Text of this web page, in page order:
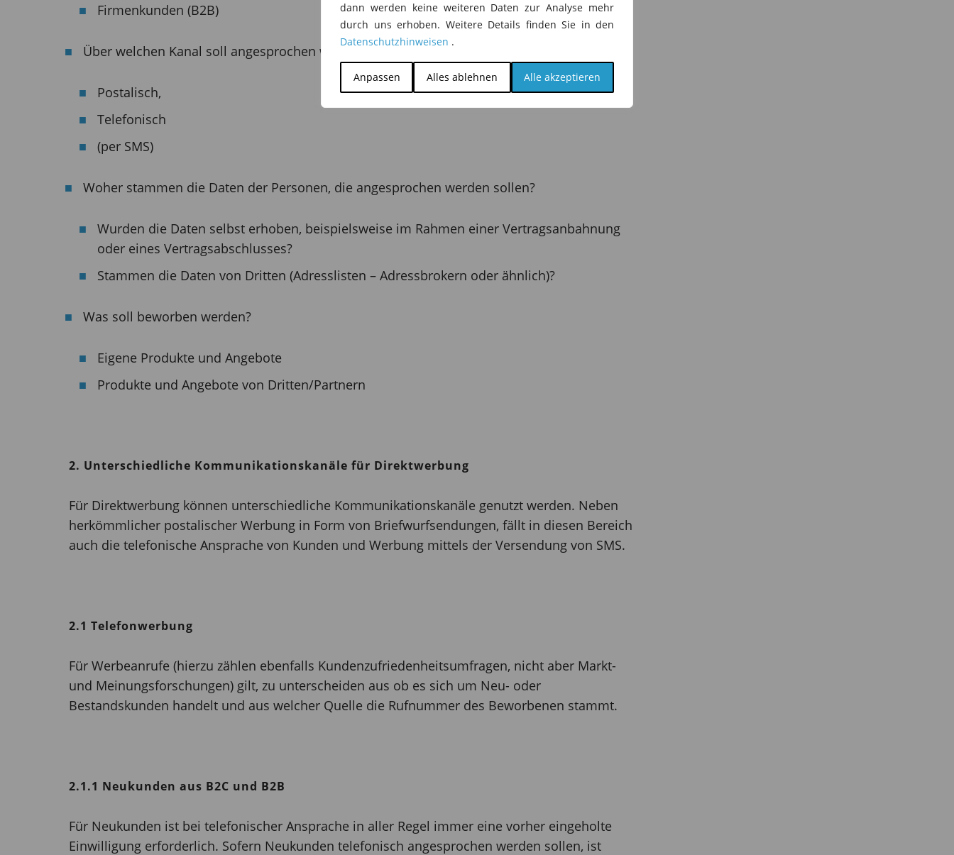
dann werden keine weiteren Daten zur Analyse mehr
durch uns erhoben. Weitere Details finden Sie in den
Datenschutzhinweisen .
Anpassen Alles ablehnen Alle akzeptieren
Firmenkunden (B2B)
Über welchen Kanal soll angesprochen werden?
Postalisch,
Telefonisch
(per SMS)
Woher stammen die Daten der Personen, die angesprochen werden sollen?
Wurden die Daten selbst erhoben, beispielsweise im Rahmen einer Vertragsanbahnung
oder eines Vertragsabschlusses?
Stammen die Daten von Dritten (Adresslisten – Adressbrokern oder ähnlich)?
Was soll beworben werden?
Eigene Produkte und Angebote
Produkte und Angebote von Dritten/Partnern
2. Unterschiedliche Kommunikationskanäle für Direktwerbung
Für Direktwerbung können unterschiedliche Kommunikationskanäle genutzt werden. Neben
herkömmlicher postalischer Werbung in Form von Briefwurfsendungen, fällt in diesen Bereich
auch die telefonische Ansprache von Kunden und Werbung mittels der Versendung von SMS.
2.1 Telefonwerbung
Für Werbeanrufe (hierzu zählen ebenfalls Kundenzufriedenheitsumfragen, nicht aber Markt-
und Meinungsforschungen) gilt, zu unterscheiden aus ob es sich um Neu- oder
Bestandskunden handelt und aus welcher Quelle die Rufnummer des Beworbenen stammt.
2.1.1 Neukunden aus B2C und B2B
Für Neukunden ist bei telefonischer Ansprache in aller Regel immer eine vorher eingeholte
Einwilligung erforderlich. Sofern Neukunden telefonisch angesprochen werden sollen, ist